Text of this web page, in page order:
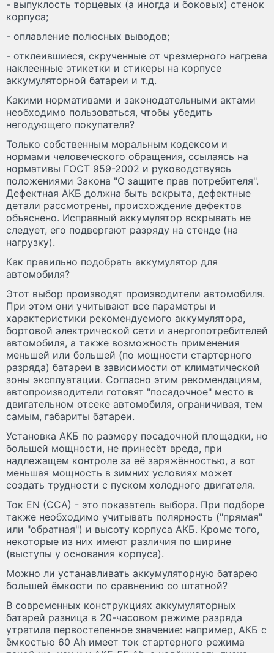
- выпуклость торцевых (а иногда и боковых) стенок
корпуса;
- оплавление полюсных выводов;
- отклеившиеся, скрученные от чрезмерного нагрева
наклеенные этикетки и стикеры на корпусе
аккумуляторной батареи и т.д.
Какими нормативами и законодательными актами
необходимо пользоваться, чтобы убедить
негодующего покупателя?
Только собственным моральным кодексом и
нормами человеческого обращения, ссылаясь на
нормативы ГОСТ 959-2002 и руководствуясь
положениями Закона "О защите прав потребителя".
Дефектная АКБ должна быть вскрыта, дефектные
детали рассмотрены, происхождение дефектов
объяснено. Исправный аккумулятор вскрывать не
следует, его подвергают разряду на стенде (на
нагрузку).
Как правильно подобрать аккумулятор для
автомобиля?
Этот выбор производят производители автомобиля.
При этом они учитывают все параметры и
характеристики рекомендуемого аккумулятора,
бортовой электрической сети и энергопотребителей
автомобиля, а также возможность применения
меньшей или большей (по мощности стартерного
разряда) батареи в зависимости от климатической
зоны эксплуатации. Согласно этим рекомендациям,
автопроизводители готовят "посадочное" место в
двигательном отсеке автомобиля, ограничивая, тем
самым, габариты батареи.
Установка АКБ по размеру посадочной площадки, но
большей мощности, не принесёт вреда, при
надлежащем контроле за её заряжённостью, а вот
меньшая мощность в зимних условиях может
создать трудности с пуском холодного двигателя.
Ток EN (CCA) - это показатель выбора. При подборе
также необходимо учитывать полярность ("прямая"
или "обратная") и высоту корпуса АКБ. Кроме того,
некоторые из них имеют различия по ширине
(выступы у основания корпуса).
Можно ли устанавливать аккумуляторную батарею
большей ёмкости по сравнению со штатной?
В современных конструкциях аккумуляторных
батарей разница в 20-часовом режиме разряда
утратила первостепенное значение: например, АКБ с
ёмкостью 60 Аh имеет ток стартерного режима